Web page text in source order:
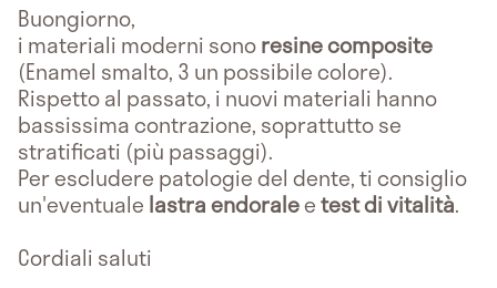
Buongiorno,
i materiali moderni sonoresine composite
(Enamel smalto, 3 un possibile colore).
Rispetto al passato, i nuovi materiali hanno
bassissima contrazione, soprattutto se
stratificati (più passaggi).
Per escludere patologie del dente, ti consiglio
un'eventuale lastra endoraleetest di vitalità.
Cordiali saluti